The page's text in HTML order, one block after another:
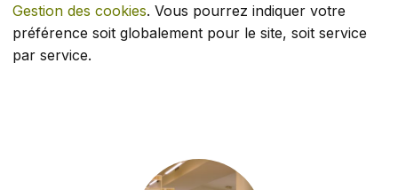
Gestion des cookies. Vous pourrez indiquer votre
préférence soit globalement pour le site, soit service
par service.